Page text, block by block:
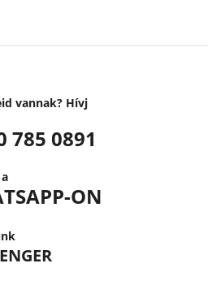
vannak? Hívj
785 0891
ON